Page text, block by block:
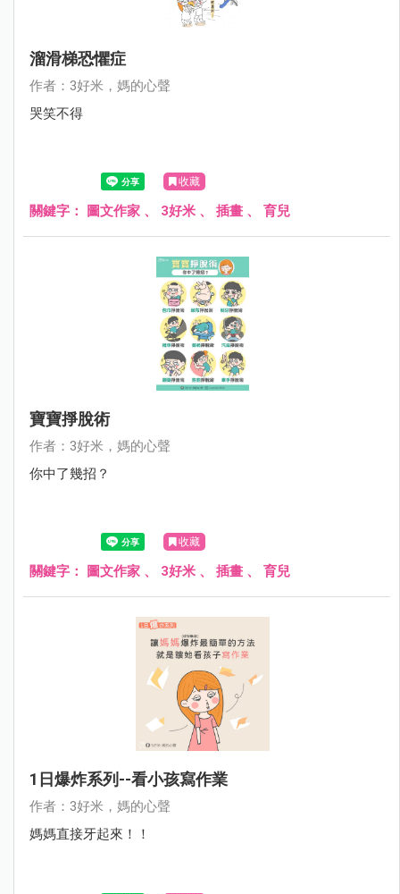
溜滑梯恐懼症
作者：3好米，媽的心聲
哭笑不得
收藏
關鍵字： 圖文作家 、 3好米 、 插畫 、 育兒
寶寶掙脫術
作者：3好米，媽的心聲
你中了幾招？
收藏
關鍵字： 圖文作家 、 3好米 、 插畫 、 育兒
1日爆炸系列--看小孩寫作業
作者：3好米，媽的心聲
媽媽直接牙起來！！